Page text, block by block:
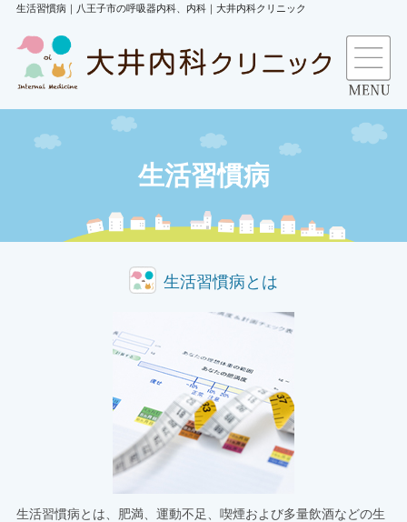
生活習慣病｜八王子市の呼吸器内科、内科｜大井内科クリニック
生活習慣病
生活習慣病とは
生活習慣病とは、肥満、運動不足、喫煙および多量飲酒などの生